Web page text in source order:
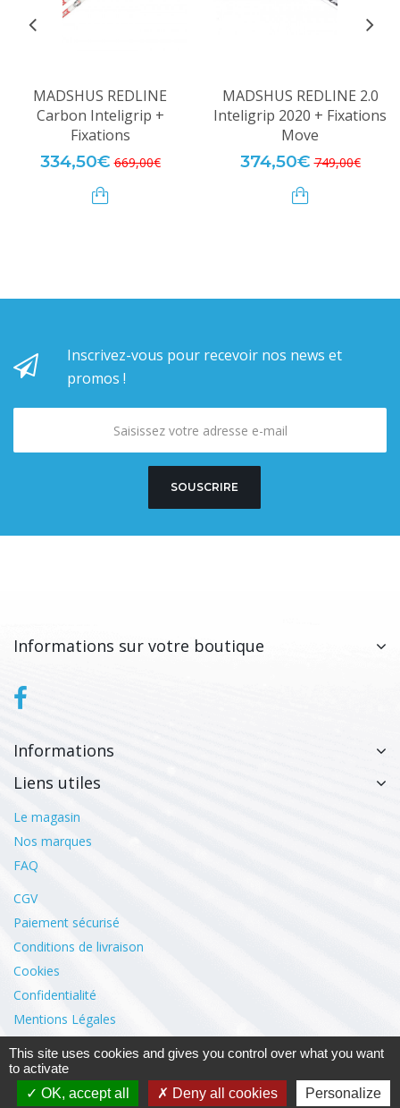
MADSHUS REDLINE
Carbon Inteligrip +
Fixations
334,50€ 669,00€
MADSHUS REDLINE 2.0
Inteligrip 2020 + Fixations
Move
374,50€ 749,00€
Inscrivez-vous pour recevoir nos news et
promos !
SOUSCRIRE
Informations sur votre boutique
Informations
Liens utiles
Le magasin
Nos marques
FAQ
CGV
Paiement sécurisé
Conditions de livraison
Cookies
Confidentialité
Mentions Légales
Mon compte
This site uses cookies and gives you control over what you want
to activate
OK, accept all
Deny all cookies Personalize